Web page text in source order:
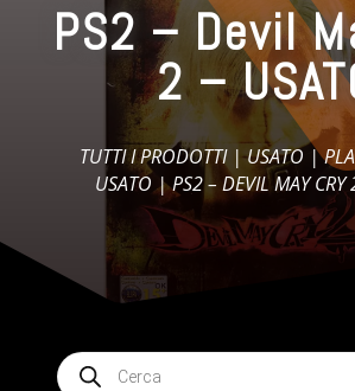
PS2 – Devil
2 –
TUTTI I PRODOTTI|USATO |
USATO| PS2 – DEVIL MAY CRY
Products
search